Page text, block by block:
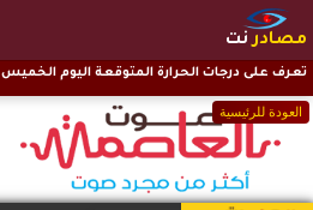
مصادرنت
العودة للرئيسية
تعرف على درجات الحرارة المتوقعة اليوم الخميس 4 يونيو 2026 في اليمن